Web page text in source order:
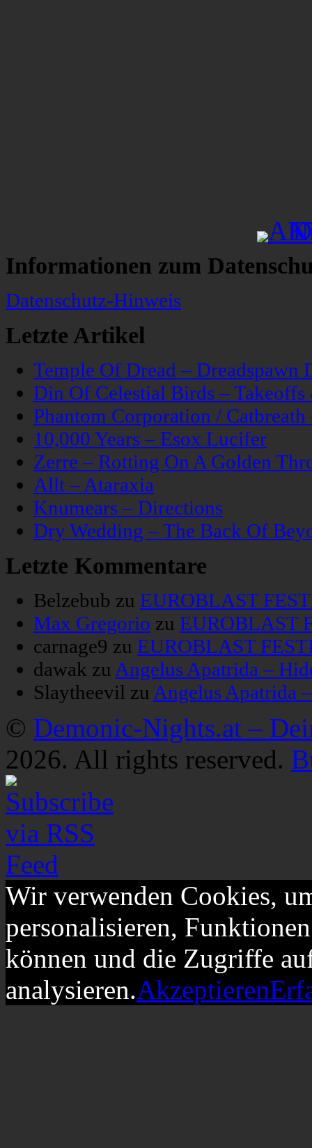
Informationen zum
Datenschutz-Hinweis
Letzte Artikel
Temple Of Dread – Dreadspawn
Din Of Celestial Birds –
Phantom Corporation /
10,000 Years – Esox Lucifer
Zerre – Rotting On A Golden
Allt – Ataraxia
Knumears – Directions
Dry Wedding – The Back Of
Letzte Kommentare
Belzebub zu EUROBLAST
Max Gregorio zu EUROBLAST
carnage9 zu EUROBLAST
dawak zu Angelus Apatrida –
Slaytheevil zu Angelus Apatrida
© Demonic-Nights.at –
2026. All rights reserved.
Wir verwenden Cookies,
personalisieren,
können und die Zugriffe
analysieren.Akzeptieren